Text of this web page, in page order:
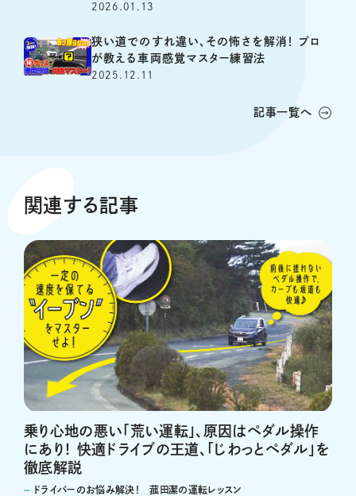
2026.01.13
狭い道でのすれ違い、その怖さを解消！ プロ
が教える車両感覚マスター練習法
2025.12.11
記事一覧へ
関連する記事
乗り心地の悪い「荒い運転」、原因はペダル操作
にあり！ 快適ドライブの王道、「じわっとペダル」を
徹底解説
ドライバーのお悩み解決！ 菰田潔の運転レッスン